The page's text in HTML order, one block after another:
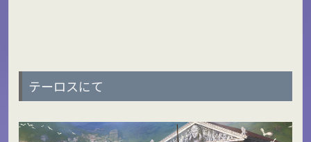
テーロスにて